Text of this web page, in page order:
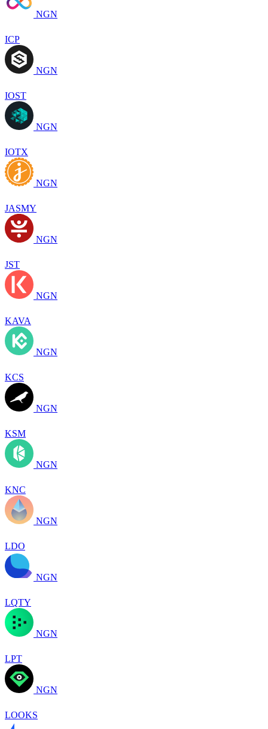
NGN
ICP
NGN
IOST
NGN
IOTX
NGN
JASMY
NGN
JST
NGN
KAVA
NGN
KCS
NGN
KSM
NGN
KNC
NGN
LDO
NGN
LQTY
NGN
LPT
NGN
LOOKS